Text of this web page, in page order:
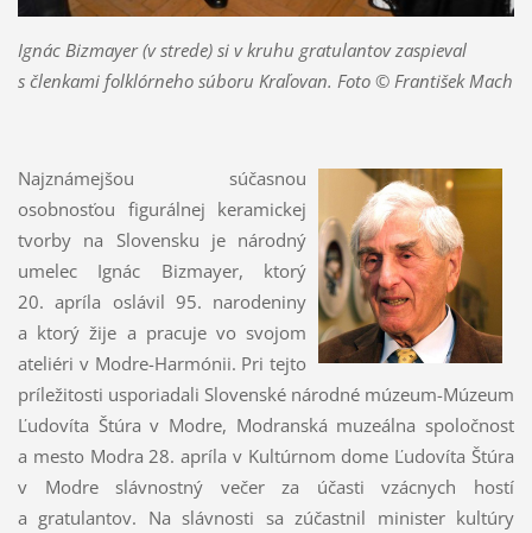
Ignác Bizmayer (v strede) si v kruhu gratulantovzaspieval
s členkami folklórneho súboru Kraľovan. Foto © František Mach
Najznámejšou súčasnou
osobnosťou figurálnej keramickej
tvorby na Slovensku je národný
umelec Ignác Bizmayer, ktorý
20. apríla oslávil 95. narodeniny
a ktorý žije a pracuje vo svojom
ateliéri v Modre-Harmónii. Pri tejto
príležitosti usporiadali Slovenské národné múzeum-Múzeum
Ľudovíta Štúra v Modre, Modranská muzeálna spoločnosť
a mesto Modra 28. apríla v Kultúrnom dome Ľudovíta Štúra
v Modre slávnostný večer za účasti vzácnych hostí
a gratulantov. Na slávnosti sa zúčastnil minister kultúry